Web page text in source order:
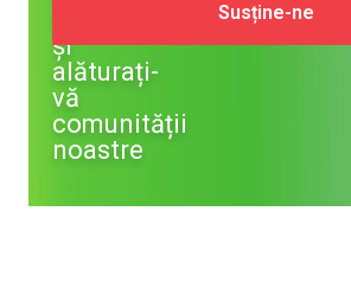
și
alăturați-
vă
comunității
noastre
Susține-ne